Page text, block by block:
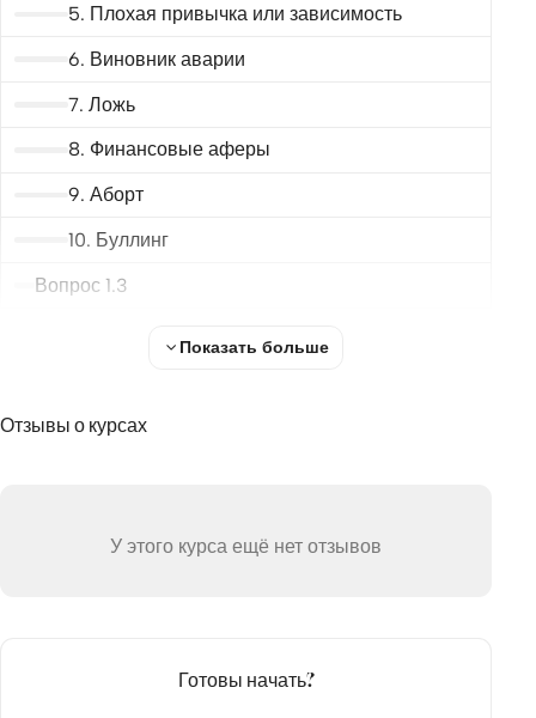
5. Плохая привычка или зависимость
6. Виновник аварии
7. Ложь
8. Финансовые аферы
9. Аборт
10. Буллинг
Вопрос 1.3
Добро и зло
Вина
Показать больше
Отзывы о курсах
У этого курса ещё нет отзывов
Готовы начать?